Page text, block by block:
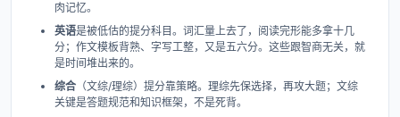
肉记忆。
英语是被低估的提分科目。词汇量上去了，阅读完形能多拿十几
分；作文模板背熟、字写工整，又是五六分。这些跟智商无关，就
是时间堆出来的。
综合 （文综/理综）提分靠策略。理综先保选择，再攻大题；文综
关键是答题规范和知识框架，不是死背。